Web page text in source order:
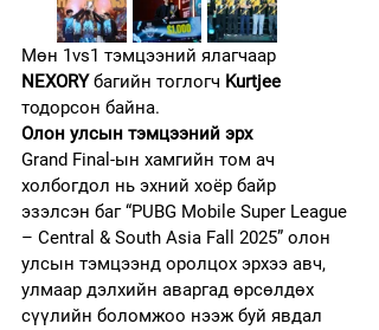
Мөн 1vs1 тэмцээний ялагчаар
NEXORY багийн тоглогч Kurtjee
тодорсон байна.
Олон улсын тэмцээний эрх
Grand Final-ын хамгийн том ач
холбогдол нь эхний хоёр байр
эзэлсэн баг “PUBG Mobile Super League
– Central & South Asia Fall 2025” олон
улсын тэмцээнд оролцох эрхээ авч,
улмаар дэлхийн аваргад өрсөлдөх
сүүлийн боломжоо нээж буй явдал